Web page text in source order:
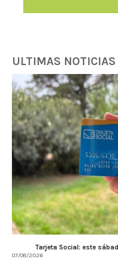
ULTIMAS NOTICIAS
Tarjeta Social: este
07/08/2026